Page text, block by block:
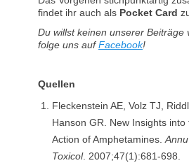
findet ihr auch als Pocket Card
Du willst keinen unserer Beiträge
folge uns aufFacebook!
Quellen
Fleckenstein AE, Volz TJ,
Hanson GR. New Insights
Action of Amphetamines.
Toxicol. 2007;47(1):681-698.